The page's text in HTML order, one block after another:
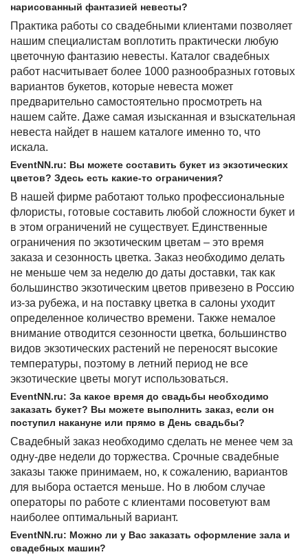
нарисованный фантазией невесты?
Практика работы со свадебными клиентами позволяет
нашим специалистам воплотить практически любую
цветочную фантазию невесты. Каталог свадебных
работ насчитывает более 1000 разнообразных готовых
вариантов букетов, которые невеста может
предварительно самостоятельно просмотреть на
нашем сайте. Даже самая изысканная и взыскательная
невеста найдет в нашем каталоге именно то, что
искала.
EventNN.ru: Вы можете составить букет из экзотических
цветов? Здесь есть какие-то ограничения?
В нашей фирме работают только профессиональные
флористы, готовые составить любой сложности букет и
в этом ограничений не существует. Единственные
ограничения по экзотическим цветам – это время
заказа и сезонность цветка. Заказ необходимо делать
не меньше чем за неделю до даты доставки, так как
большинство экзотическим цветов привезено в Россию
из-за рубежа, и на поставку цветка в салоны уходит
определенное количество времени. Также немалое
внимание отводится сезонности цветка, большинство
видов экзотических растений не переносят высокие
температуры, поэтому в летний период не все
экзотические цветы могут использоваться.
EventNN.ru: За какое время до свадьбы необходимо
заказать букет? Вы можете выполнить заказ, если он
поступил накануне или прямо в День свадьбы?
Свадебный заказ необходимо сделать не менее чем за
одну-две недели до торжества. Срочные свадебные
заказы также принимаем, но, к сожалению, вариантов
для выбора остается меньше. Но в любом случае
операторы по работе с клиентами посоветуют вам
наиболее оптимальный вариант.
EventNN.ru: Можно ли у Вас заказать оформление зала и
свадебных машин?